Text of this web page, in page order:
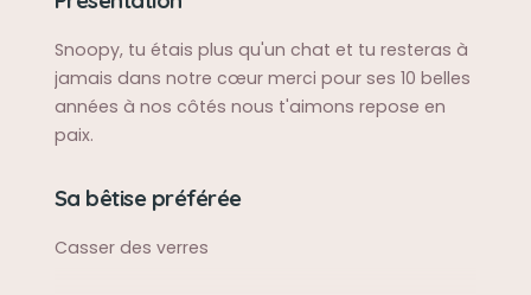
Snoopy, tu étais plus qu'un chat et tu resteras à
jamais dans notre cœur merci pour ses 10 belles
années à nos côtés nous t'aimons repose en
paix.
Sa bêtise préférée
Casser des verres